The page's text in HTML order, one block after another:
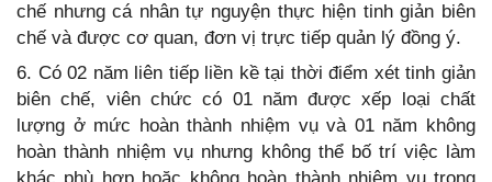
chế nhưng cá nhân tự nguyện thực hiện tinh giản biên
chế và được cơ quan, đơn vị trực tiếp quản lý đồng ý.
6. Có 02 năm liên tiếp liền kề tại thời điểm xét tinh giản
biên chế, viên chức có 01 năm được xếp loại chất
lượng ở mức hoàn thành nhiệm vụ và 01 năm không
hoàn thành nhiệm vụ nhưng không thể bố trí việc làm